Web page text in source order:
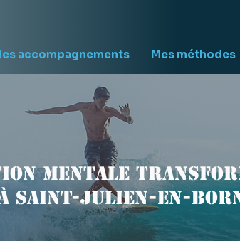
accompagnements Mes méthodes
mentale
Saint-Julien-en-